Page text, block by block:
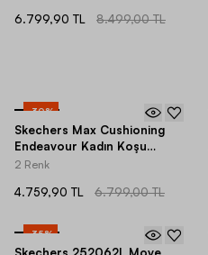
6.799,90 TL 8.499,00 TL
-30%
Skechers Max Cushioning
Endeavour Kadın Koşu
Ayakkabısı
2 Renk
4.759,90 TL 6.799,00 TL
-35%